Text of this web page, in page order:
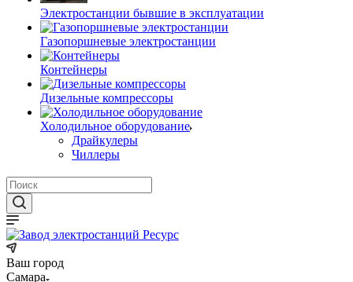
Электростанции бывшие в эксплуатации
Газопоршневые электростанции
Контейнеры
Дизельные компрессоры
Холодильное оборудование
Драйкулеры
Чиллеры
Ваш город
Самара